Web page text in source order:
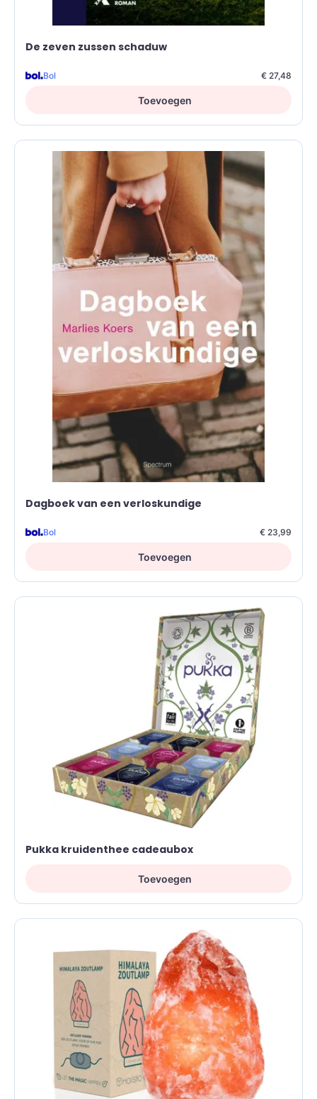
De zeven zussen schaduw
Bol € 27,48
Toevoegen
Dagboek van een verloskundige
Bol € 23,99
Toevoegen
Pukka kruidenthee cadeaubox
Toevoegen